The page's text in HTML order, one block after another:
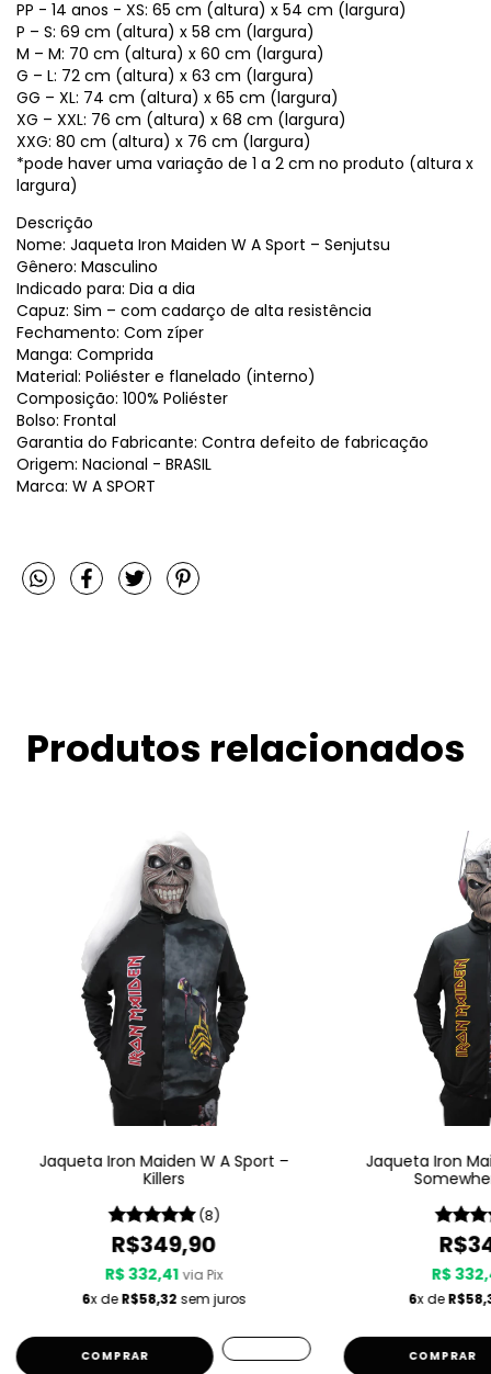
PP - 14 anos - XS: 65 cm (altura) x 54 cm (largura)
P – S: 69 cm (altura) x 58 cm (largura)
M – M: 70 cm (altura) x 60 cm (largura)
G – L: 72 cm (altura) x 63 cm (largura)
GG – XL: 74 cm (altura) x 65 cm (largura)
XG – XXL: 76 cm (altura) x 68 cm (largura)
XXG: 80 cm (altura) x 76 cm (largura)
*pode haver uma variação de 1 a 2 cm no produto (altura x
largura)
Descrição
Nome: Jaqueta Iron Maiden W A Sport – Senjutsu
Gênero: Masculino
Indicado para: Dia a dia
Capuz: Sim – com cadarço de alta resistência
Fechamento: Com zíper
Manga: Comprida
Material: Poliéster e flanelado (interno)
Composição: 100% Poliéster
Bolso: Frontal
Garantia do Fabricante: Contra defeito de fabricação
Origem: Nacional - BRASIL
Marca: W A SPORT
Produtos relacionados
Jaqueta Iron Maiden W A Sport –
Killers
(8)
R$349,90
R$ 332,41 via Pix
6x deR$58,32 sem juros
COMPRAR
Jaqueta Iron
R$
6x de
COMPRAR